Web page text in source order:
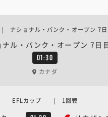
01:30
ナル・バンク・オープン 7日
ショナル・バンク・オープン 7日
カナダ
EFLカップ | 1回戦